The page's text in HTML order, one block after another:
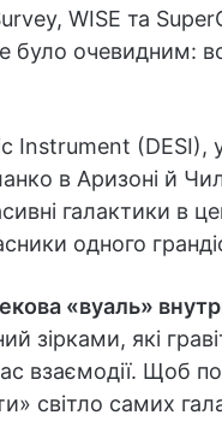
WISE та
було очевидним:
Instrument (DESI),
в Аризоні й
галактики в
одного
«вуаль»
зірками, які
взаємодії. Щоб
світло самих